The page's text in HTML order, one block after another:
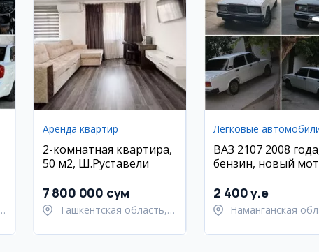
Аренда квартир
2-комнатная квартира,
50 м2, Ш.Руставели
7 800 000 сум
Ташкентская область,
Легковые
ВАЗ 2107 2008
бензин, новый
2 400 y.e
Наманганская